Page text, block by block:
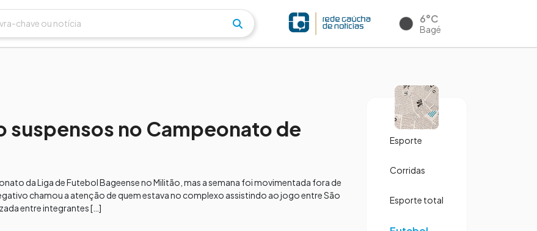
6°C
Bagé
suspensos no Campeonato de
da Liga de Futebol Bageense no Militão, mas a semana foi movimentada fora de
chamou a atenção de quem estava no complexo assistindo ao jogo entre São
entre integrantes […]
Esporte
Corridas
Esporte total